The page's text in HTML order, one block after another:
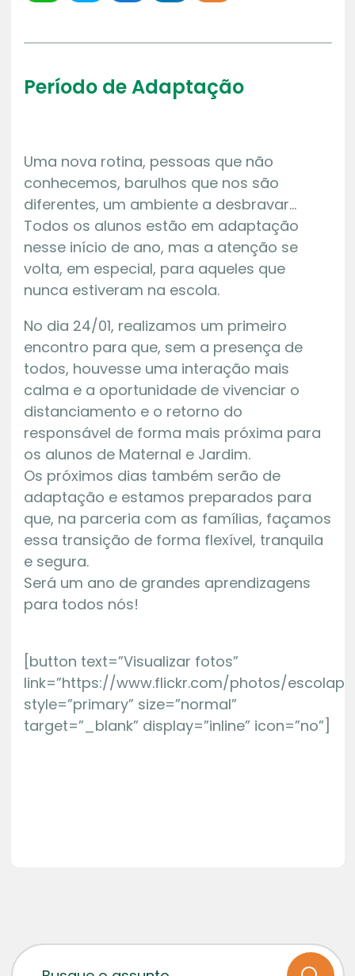
Período de Adaptação
Uma nova rotina, pessoas que não
conhecemos, barulhos que nos são
diferentes, um ambiente a desbravar…
Todos os alunos estão em adaptação
nesse início de ano, mas a atenção se
volta, em especial, para aqueles que
nunca estiveram na escola.
No dia 24/01, realizamos um primeiro
encontro para que, sem a presença de
todos, houvesse uma interação mais
calma e a oportunidade de vivenciar o
distanciamento e o retorno do
responsável de forma mais próxima para
os alunos de Maternal e Jardim.
Os próximos dias também serão de
adaptação e estamos preparados para
que, na parceria com as famílias, façamos
essa transição de forma flexível, tranquila
e segura.
Será um ano de grandes aprendizagens
para todos nós!
[button text=”Visualizar fotos”
link=”https://www.flickr.com/photos/
style=”primary” size=”normal”
target=”_blank” display=”inline” icon=”no”]